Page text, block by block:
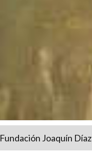
Fundación Joaquín Díaz